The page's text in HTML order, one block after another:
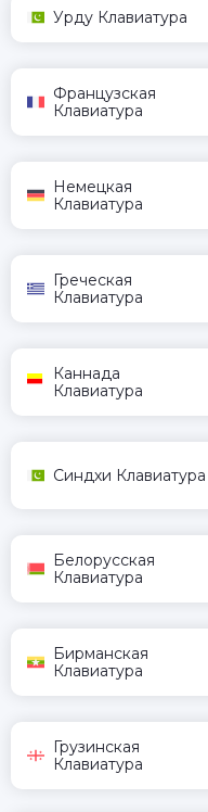
Урду Клавиатура
Французская
Клавиатура
Немецкая
Клавиатура
Греческая
Клавиатура
Каннада
Клавиатура
Синдхи Клавиатура
Белорусская
Клавиатура
Бирманская
Клавиатура
Грузинская
Клавиатура